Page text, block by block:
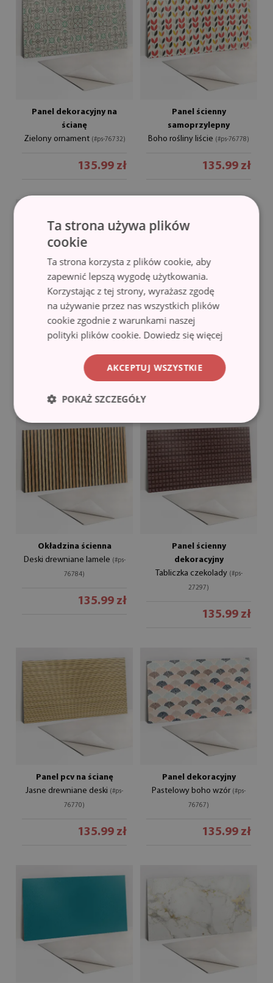
Panel dekoracyjny na
ścianę
Zielony ornament (#ps-76732)
135.99 zł
Panel ścienny
samoprzylepny
Boho rośliny liście (#ps-76778)
135.99 zł
Panel dekoracyjny
Boho geometryczne
(#ps-76164)
135.99 zł
Panel winylowy na ścianę
Skośna szachownica
516641236)
135.99 zł
Okładzina ścienna
Deski drewniane lamele (#ps-
76784)
135.99 zł
Panel ścienny
dekoracyjny
Tabliczka czekolady (#ps-
27297)
135.99 zł
Panel pcv na ścianę
Jasne drewniane deski (#ps-
76770)
135.99 zł
Panel dekoracyjny
Pastelowy boho wzór (#ps-
76767)
135.99 zł
Ta strona używa plików
cookie
Ta strona korzysta z plików cookie, aby
zapewnić lepszą wygodę użytkowania.
Korzystając z tej strony, wyrażasz zgodę
na używanie przez nas wszystkich plików
cookie zgodnie z warunkami naszej
polityki plików cookie. Dowiedz się więcej
AKCEPTUJ WSZYSTKIE
POKAŻ SZCZEGÓŁY